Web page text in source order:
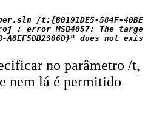
/t:{B0191DE5-584F-40BE-
: error MSB4057: The target
no parâmetro /t,
nem lá é permitido